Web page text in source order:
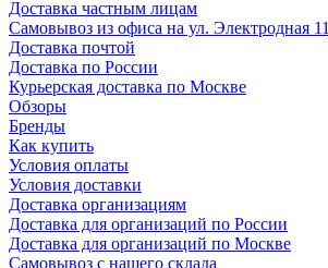
Доставка частным лицам
Самовывоз из офиса на ул. Электродная 11
Доставка почтой
Доставка по России
Курьерская доставка по Москве
Обзоры
Бренды
Как купить
Условия оплаты
Условия доставки
Доставка организациям
Доставка для организаций по России
Доставка для организаций по Москве
Самовывоз с нашего склада